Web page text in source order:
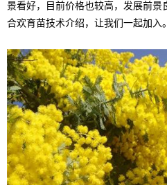
景看好，目前价格也较高，发展前景
合欢育苗技术介绍，让我们一起加入。